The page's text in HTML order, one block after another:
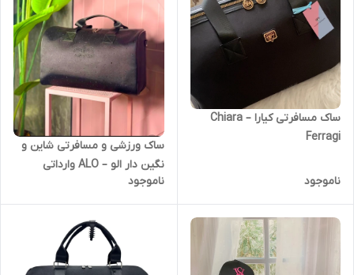
ساک مسافرتی کیارا – Chiara
Ferragi
ناموجود
ساک ورزشی و مسافرتی شاین و
نگین دار الو – ALO وارداتی
ناموجود